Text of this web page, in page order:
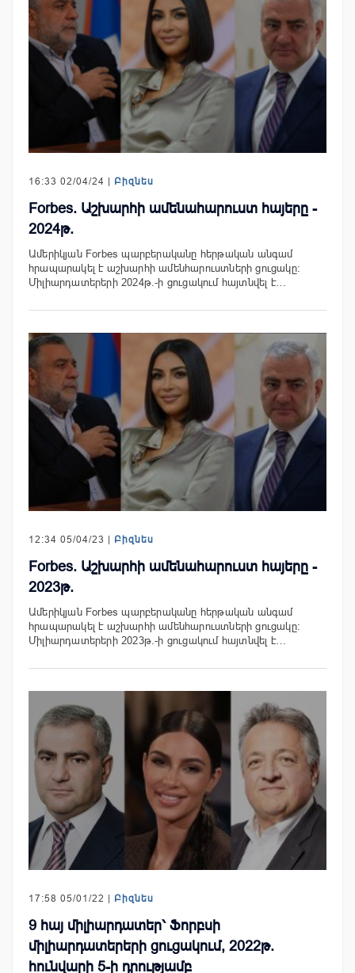
16:33 02/04/24 | Բիզնես
Forbes. Աշխարհի ամենահարուստ հայերը -
2024թ.
Ամերիկյան Forbes պարբերականը հերթական անգամ
հրապարակել է աշխարհի ամենհարուստների ցուցակը:
Միլիարդատերերի 2024թ.-ի ցուցակում հայտնվել է…
12:34 05/04/23 | Բիզնես
Forbes. Աշխարհի ամենահարուստ հայերը -
2023թ.
Ամերիկյան Forbes պարբերականը հերթական անգամ
հրապարակել է աշխարհի ամենհարուստների ցուցակը:
Միլիարդատերերի 2023թ.-ի ցուցակում հայտնվել է…
17:58 05/01/22 | Բիզնես
9 հայ միլիարդատեր՝ Ֆորբսի
միլիարդատերերի ցուցակում, 2022թ.
հունվարի 5-ի դրությամբ